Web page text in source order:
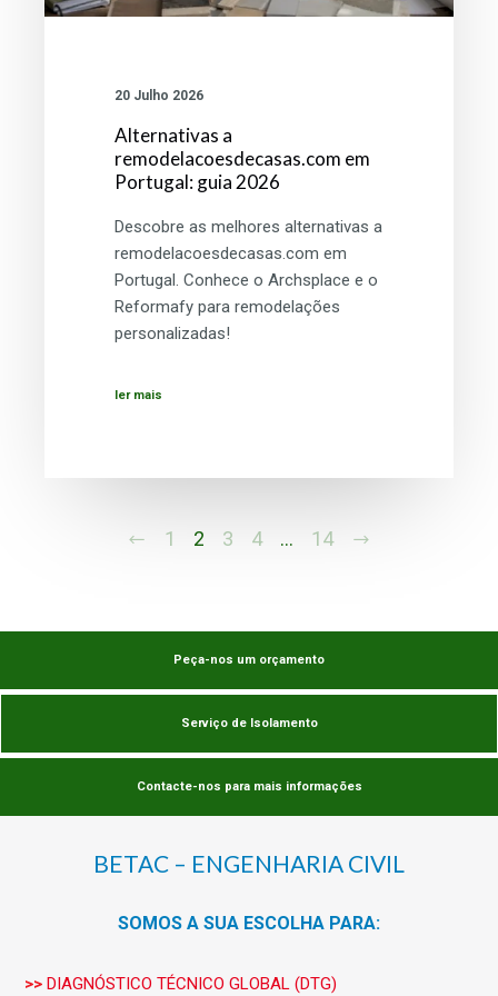
20 Julho 2026
Alternativas a
remodelacoesdecasas.com em
Portugal: guia 2026
Descobre as melhores alternativas a
remodelacoesdecasas.com em
Portugal. Conhece o Archsplace e o
Reformafy para remodelações
personalizadas!
ler mais
1 2 3 4 … 14
Peça-nos um orçamento
Serviço de Isolamento
Contacte-nos para mais informações
BETAC – ENGENHARIA CIVIL
SOMOS A SUA ESCOLHA PARA:
>> DIAGNÓSTICO TÉCNICO GLOBAL (DTG)